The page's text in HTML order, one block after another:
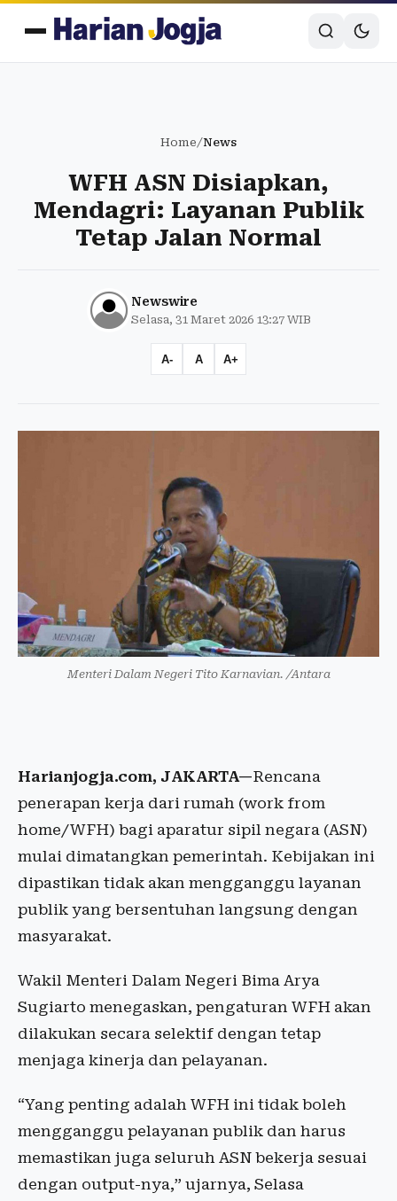
Home/News
WFH ASN Disiapkan,
Mendagri: Layanan Publik
Tetap Jalan Normal
Newswire
Selasa, 31 Maret 2026 13:27 WIB
A- A A+
Menteri Dalam Negeri Tito Karnavian. /Antara
Harianjogja.com, JAKARTA—Rencana
penerapan kerja dari rumah (work from
home/WFH) bagi aparatur sipil negara (ASN)
mulai dimatangkan pemerintah. Kebijakan ini
dipastikan tidak akan mengganggu layanan
publik yang bersentuhan langsung dengan
masyarakat.
Wakil Menteri Dalam Negeri Bima Arya
Sugiarto menegaskan, pengaturan WFH akan
dilakukan secara selektif dengan tetap
menjaga kinerja dan pelayanan.
“Yang penting adalah WFH ini tidak boleh
mengganggu pelayanan publik dan harus
memastikan juga seluruh ASN bekerja sesuai
dengan output-nya,” ujarnya, Selasa